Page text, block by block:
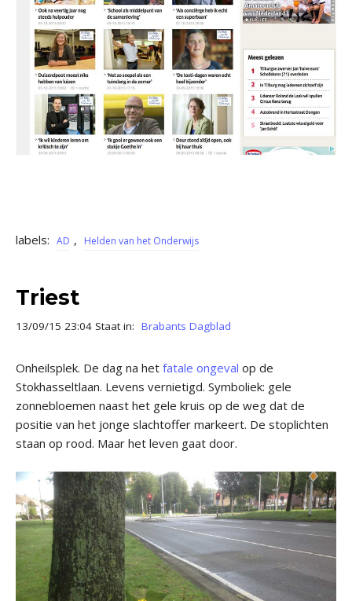
labels: AD , Helden van het Onderwijs
Triest
13/09/15 23:04 Staat in: Brabants Dagblad
Onheilsplek. De dag na het fatale ongeval op de
Stokhasseltlaan. Levens vernietigd. Symboliek: gele
zonnebloemen naast het gele kruis op de weg dat de
positie van het jonge slachtoffer markeert. De stoplichten
staan op rood. Maar het leven gaat door.